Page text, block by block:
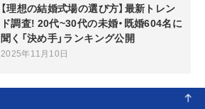
【理想の結婚式場の選び方】最新トレン
ド調査! 20代~30代の未婚・既婚604名に
聞く「決め手」ランキング公開
2025年11月10日